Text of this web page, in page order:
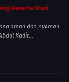
Peserta Studi
aman dan nyaman
Kadir...